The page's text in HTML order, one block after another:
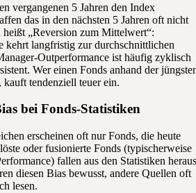
vergangenen 5 Jahren den Index
das in den nächsten 5 Jahren oft nicht
heißt „Reversion zum Mittelwert“:
kehrt langfristig zur durchschnittlichen
Outperformance ist häufig zyklisch
Wer einen Fonds anhand der
kauft tendenziell teuer ein.
bei Fonds-Statistiken
erscheinen oft nur Fonds, die heute
oder fusionierte Fonds (typischerweise
fallen aus den Statistiken
diesen Bias bewusst, andere Quellen oft
lesen.